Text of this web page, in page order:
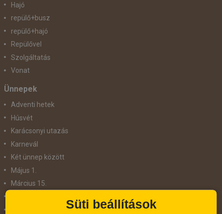
Hajó
repülő+busz
repülő+hajó
Repülővel
Szolgáltatás
Vonat
Ünnepek
Adventi hetek
Húsvét
Karácsonyi utazás
Karnevál
Két ünnep között
Május 1.
Március 15.
Süti beállítások